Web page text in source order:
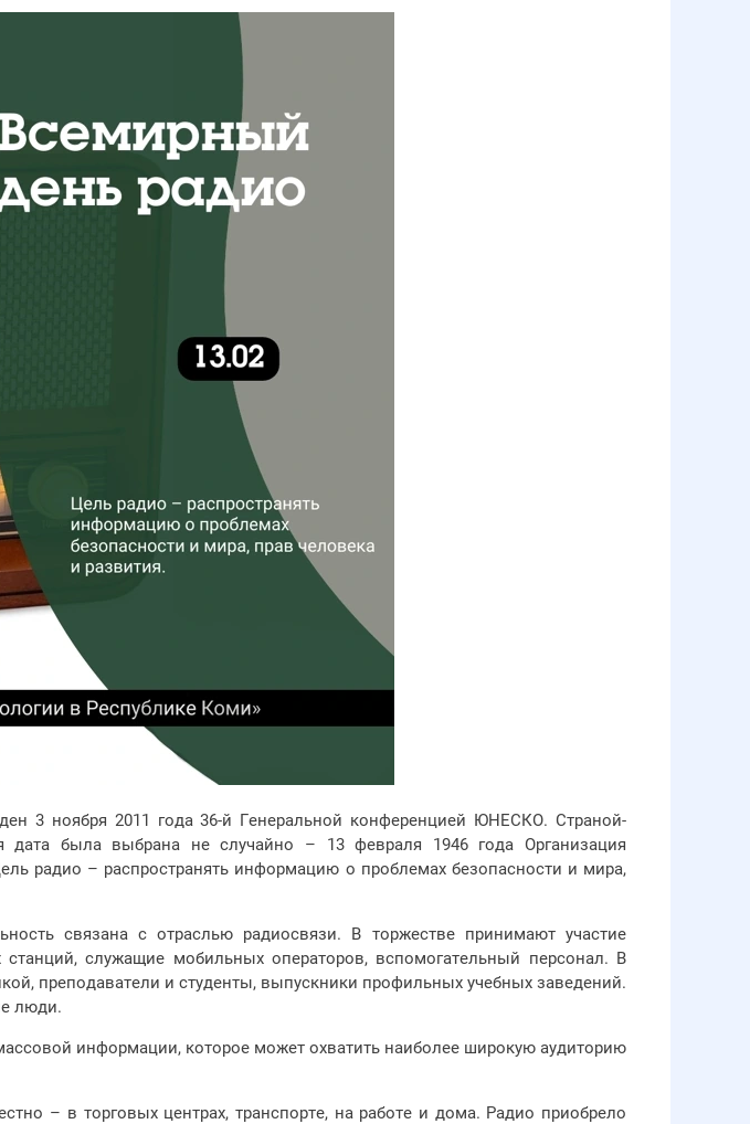
3 ноября 2011 года 36-й Генеральной конференцией ЮНЕСКО. Страной-
была выбрана не случайно – 13 февраля 1946 года Организация
радио – распространять информацию о проблемах безопасности и мира,
связана с отраслью радиосвязи. В торжестве принимают участие
служащие мобильных операторов, вспомогательный персонал. В
преподаватели и студенты, выпускники профильных учебных заведений.
люди.
информации, которое может охватить наиболее широкую аудиторию
– в торговых центрах, транспорте, на работе и дома. Радио приобрело